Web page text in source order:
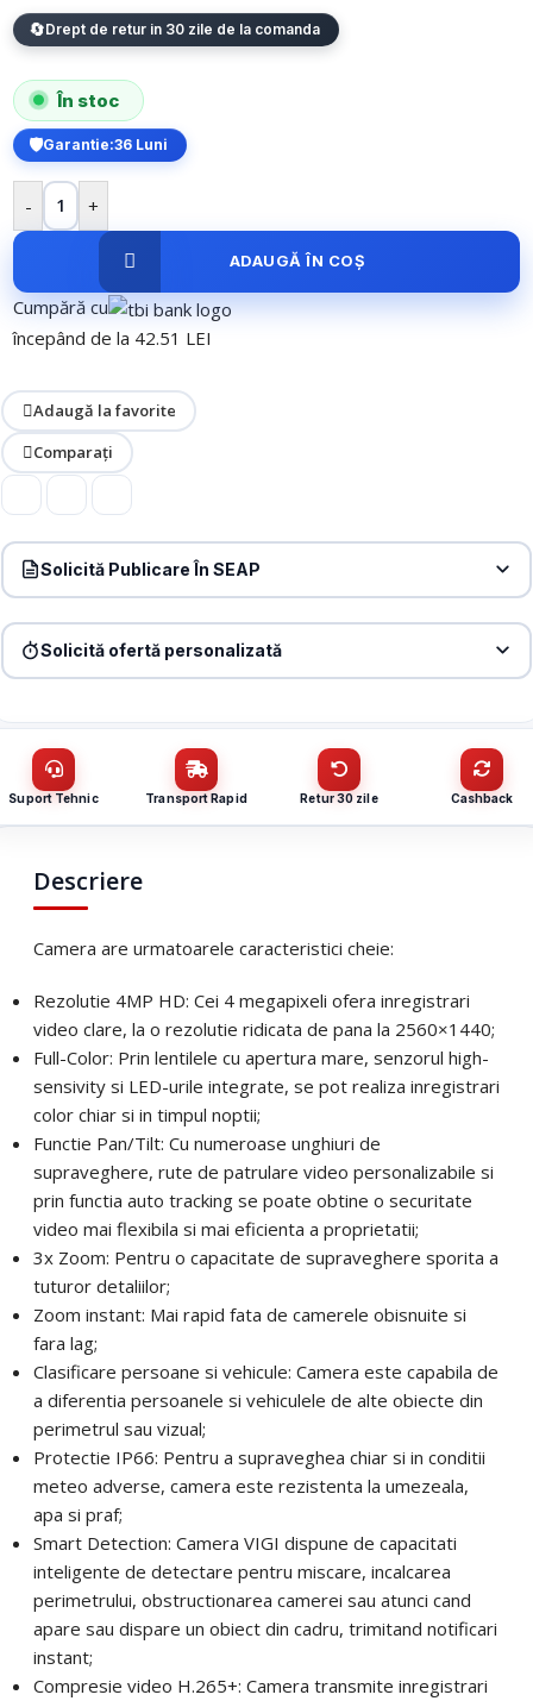
Drept de retur in 30 zile de la comanda
În stoc
Garantie:36 Luni
- +
ADAUGĂ ÎN COȘ
Cumpără cu
începând de la 42.51 LEI
Adaugă la favorite
Comparați
Solicită Publicare În SEAP
CUI
Telefon*
Trimite solicitarea
Solicită ofertă personalizată
Nume / firmă
Email
Telefon*
Cerințele tale (proiect, buget, termen, alte produse)
Suport Tehnic Transport Rapid Retur 30 zile Cashback
Descriere
Camera are urmatoarele caracteristici cheie:
Rezolutie 4MP HD: Cei 4 megapixeli ofera inregistrari
video clare, la o rezolutie ridicata de pana la 2560×1440;
Full-Color: Prin lentilele cu apertura mare, senzorul high-
sensivity si LED-urile integrate, se pot realiza inregistrari
color chiar si in timpul noptii;
Functie Pan/Tilt: Cu numeroase unghiuri de
supraveghere, rute de patrulare video personalizabile si
prin functia auto tracking se poate obtine o securitate
video mai flexibila si mai eficienta a proprietatii;
3x Zoom: Pentru o capacitate de supraveghere sporita a
tuturor detaliilor;
Zoom instant: Mai rapid fata de camerele obisnuite si
fara lag;
Clasificare persoane si vehicule: Camera este capabila de
a diferentia persoanele si vehiculele de alte obiecte din
perimetrul sau vizual;
Protectie IP66: Pentru a supraveghea chiar si in conditii
meteo adverse, camera este rezistenta la umezeala,
apa si praf;
Smart Detection: Camera VIGI dispune de capacitati
inteligente de detectare pentru miscare, incalcarea
perimetrului, obstructionarea camerei sau atunci cand
apare sau dispare un obiect din cadru, trimitand notificari
instant;
Compresie video H.265+: Camera transmite inregistrari